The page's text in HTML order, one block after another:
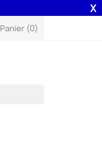
X
Panier (0)